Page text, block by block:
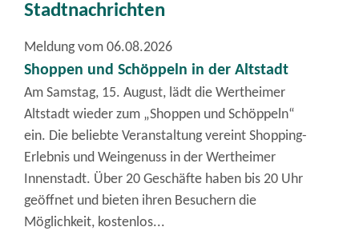
Stadtnachrichten
Meldung vom 06.08.2026
Shoppen und Schöppeln in der Altstadt
Am Samstag, 15. August, lädt die Wertheimer
Altstadt wieder zum „Shoppen und Schöppeln“
ein. Die beliebte Veranstaltung vereint Shopping-
Erlebnis und Weingenuss in der Wertheimer
Innenstadt. Über 20 Geschäfte haben bis 20 Uhr
geöffnet und bieten ihren Besuchern die
Möglichkeit, kostenlos...